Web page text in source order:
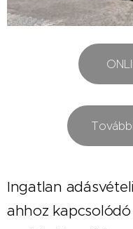
Ingatlan adásvé
ahhoz